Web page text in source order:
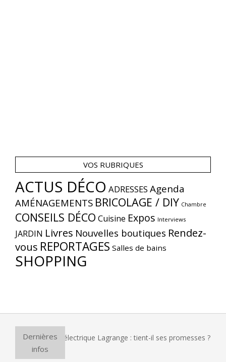
VOS RUBRIQUES
ACTUS DÉCO ADRESSES Agenda
AMÉNAGEMENTS BRICOLAGE / DIY Chambre
CONSEILS DÉCO Cuisine Expos Interviews
JARDIN Livres Nouvelles boutiques Rendez-
vous REPORTAGES Salles de bains
SHOPPING
Dernières
infos
à pizza électrique Lagrange : tient-il ses promesses ?